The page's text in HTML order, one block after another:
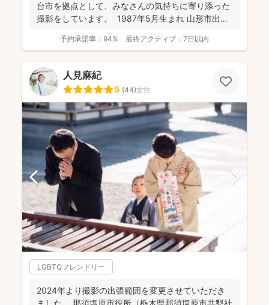
台市を拠点として、みなさんの気持ちに寄り添った
撮影をしています。 1987年5月生まれ 山形市出
予約承諾率： 94% 最終アクティブ： 7日以内
人見麻紀
5 (44)女性
LGBTQフレンドリー
2024年より撮影の出張範囲を変更させていただき
ました。 那須塩原市役所（栃木県那須塩原市共墾社